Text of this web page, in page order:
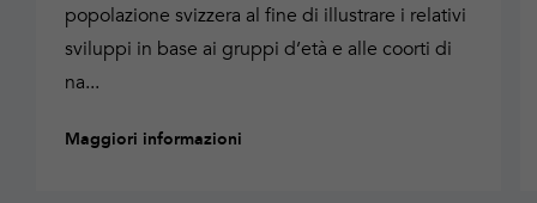
popolazione svizzera al fine di illustrare i relativi
sviluppi in base ai gruppi d’età e alle coorti di
na...
Maggiori informazioni